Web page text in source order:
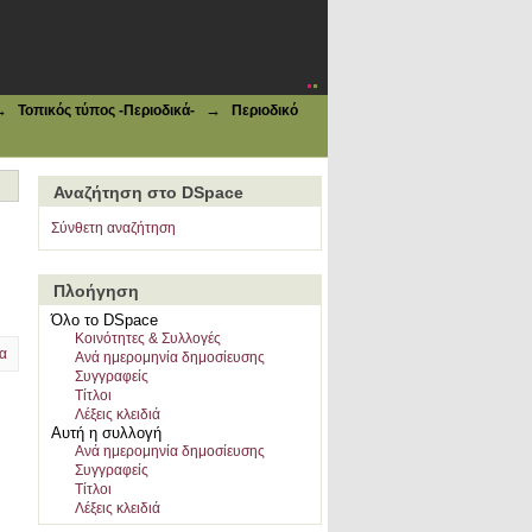
Τοπικός τύπος -Περιοδικά- →
Περιοδικό
Αναζήτηση στο DSpace
Σύνθετη αναζήτηση
Πλοήγηση
Όλο το DSpace
Κοινότητες & Συλλογές
Ανά ημερομηνία δημοσίευσης
Συγγραφείς
Τίτλοι
Λέξεις κλειδιά
Αυτή η συλλογή
Ανά ημερομηνία δημοσίευσης
Συγγραφείς
Τίτλοι
Λέξεις κλειδιά